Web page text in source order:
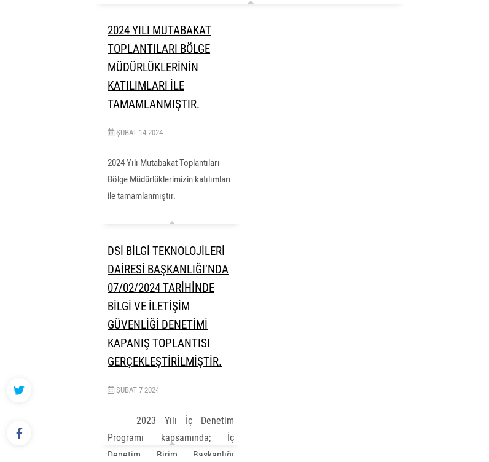
2024 YILI MUTABAKAT
TOPLANTILARI BÖLGE
MÜDÜRLÜKLERİNİN
KATILIMLARI İLE
TAMAMLANMIŞTIR.
ŞUBAT 14 2024
2024 Yılı Mutabakat Toplantıları
Bölge Müdürlüklerimizin katılımları
ile tamamlanmıştır.
DSİ BİLGİ TEKNOLOJİLERİ
DAİRESİ BAŞKANLIĞI’NDA
07/02/2024 TARİHİNDE
BİLGİ VE İLETİŞİM
GÜVENLİĞİ DENETİMİ
KAPANIŞ TOPLANTISI
GERÇEKLEŞTİRİLMİŞTİR.
ŞUBAT 7 2024
2023 Yılı İç Denetim
Programı kapsamında; İç
Denetim Birim Başkanlığı